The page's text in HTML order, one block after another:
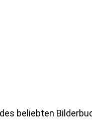
Aber Fiete
beliebten